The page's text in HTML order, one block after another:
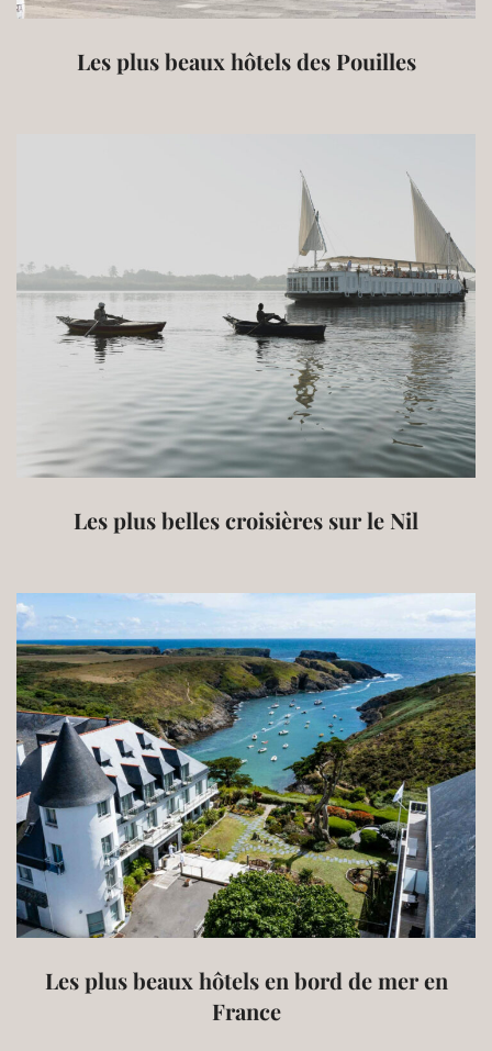
Les plus beaux hôtels des Pouilles
Les plus belles croisières sur le Nil
Les plus beaux hôtels en bord de mer en
France